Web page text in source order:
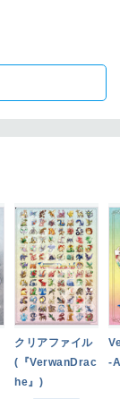
クリアファイル
(『VerwanDrac
he』)
-